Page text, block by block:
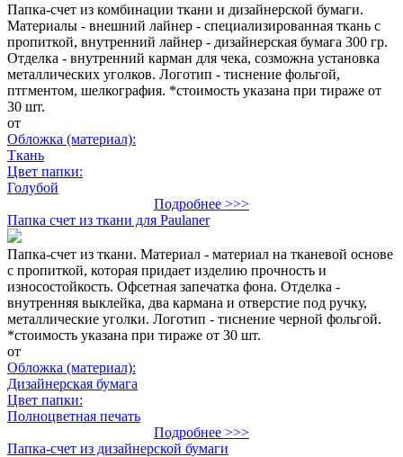
Папка-счет из комбинации ткани и дизайнерской бумаги.
Материалы - внешний лайнер - специализированная ткань с
пропиткой, внутренний лайнер - дизайнерская бумага 300 гр.
Отделка - внутренний карман для чека, созможна установка
металлических уголков. Логотип - тиснение фольгой,
птгментом, шелкография. *стоимость указана при тираже от
30 шт.
от
Обложка (материал):
Ткань
Цвет папки:
Голубой
Подробнее >>>
Папка счет из ткани для Paulaner
Папка-счет из ткани. Материал - материал на тканевой основе
с пропиткой, которая придает изделию прочность и
износостойкость. Офсетная запечатка фона. Отделка -
внутренняя выклейка, два кармана и отверстие под ручку,
металлические уголки. Логотип - тиснение черной фольгой.
*стоимость указана при тираже от 30 шт.
от
Обложка (материал):
Дизайнерская бумага
Цвет папки:
Полноцветная печать
Подробнее >>>
Папка-счет из дизайнерской бумаги